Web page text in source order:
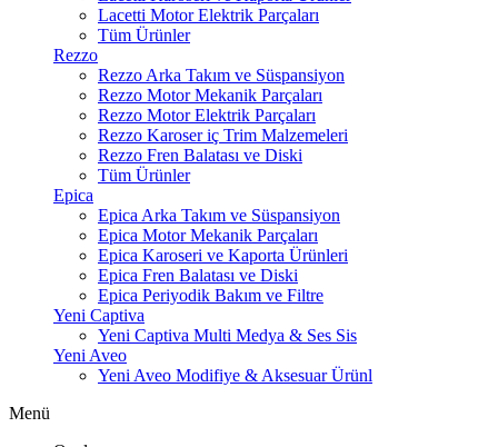
Lacetti Motor Elektrik Parçaları
Tüm Ürünler
Rezzo
Rezzo Arka Takım ve Süspansiyon
Rezzo Motor Mekanik Parçaları
Rezzo Motor Elektrik Parçaları
Rezzo Karoser iç Trim Malzemeleri
Rezzo Fren Balatası ve Diski
Tüm Ürünler
Epica
Epica Arka Takım ve Süspansiyon
Epica Motor Mekanik Parçaları
Epica Karoseri ve Kaporta Ürünleri
Epica Fren Balatası ve Diski
Epica Periyodik Bakım ve Filtre
Yeni Captiva
Yeni Captiva Multi Medya & Ses Sis
Yeni Aveo
Yeni Aveo Modifiye & Aksesuar Ürünl
Menü